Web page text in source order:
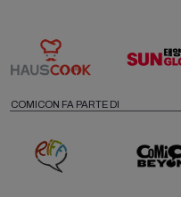
COMICON FA PARTE DI